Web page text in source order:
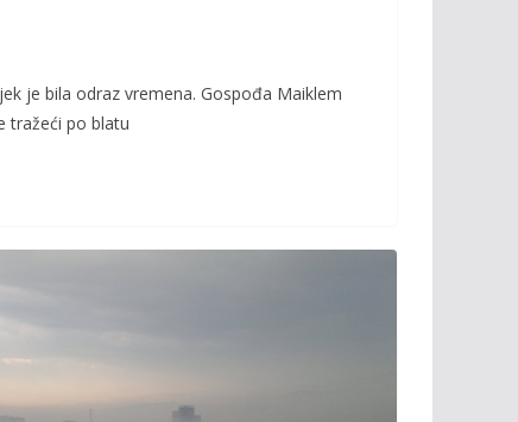
je bila odraz vremena. Gospođa Maiklem
tražeći po blatu